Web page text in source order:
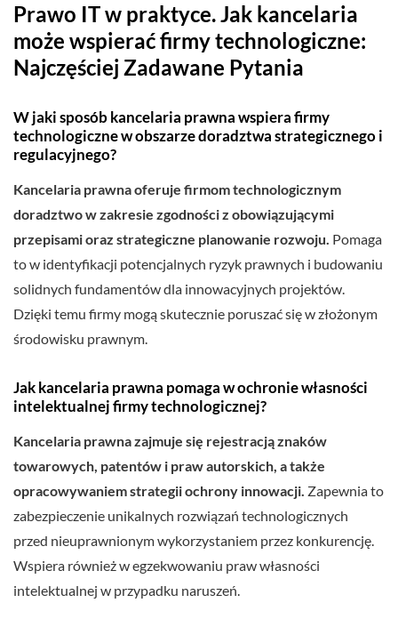
Prawo IT w praktyce. Jak kancelaria
może wspierać firmy technologiczne:
Najczęściej Zadawane Pytania
W jaki sposób kancelaria prawna wspiera firmy
technologiczne w obszarze doradztwa strategicznego i
regulacyjnego?
Kancelaria prawna oferuje firmom technologicznym
doradztwo w zakresie zgodności z obowiązującymi
przepisami oraz strategiczne planowanie rozwoju. Pomaga
to w identyfikacji potencjalnych ryzyk prawnych i budowaniu
solidnych fundamentów dla innowacyjnych projektów.
Dzięki temu firmy mogą skutecznie poruszać się w złożonym
środowisku prawnym.
Jak kancelaria prawna pomaga w ochronie własności
intelektualnej firmy technologicznej?
Kancelaria prawna zajmuje się rejestracją znaków
towarowych, patentów i praw autorskich, a także
opracowywaniem strategii ochrony innowacji. Zapewnia to
zabezpieczenie unikalnych rozwiązań technologicznych
przed nieuprawnionym wykorzystaniem przez konkurencję.
Wspiera również w egzekwowaniu praw własności
intelektualnej w przypadku naruszeń.